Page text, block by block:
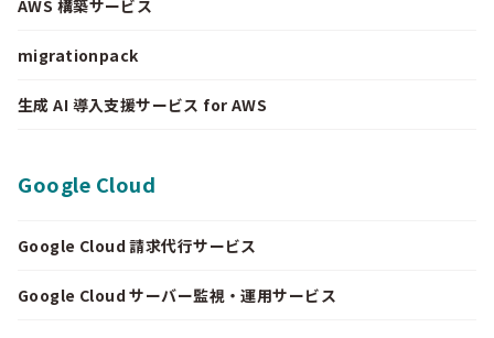
AWS 構築サービス
migrationpack
生成 AI 導入支援サービス for AWS
Google Cloud
Google Cloud 請求代行サービス
Google Cloud サーバー監視・運用サービス